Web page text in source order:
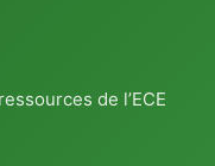
de l’ECE